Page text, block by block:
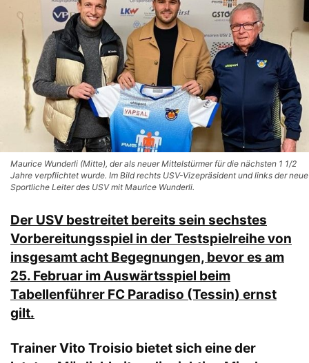
Maurice Wunderli (Mitte), der als neuer Mittelstürmer für die nächsten 1 1/2
Jahre verpflichtet wurde. Im Bild rechts USV-Vizepräsident und links der neue
Sportliche Leiter des USV mit Maurice Wunderli.
Der USV bestreitet bereits sein sechstes
Vorbereitungsspiel in der Testspielreihe von
insgesamt acht Begegnungen, bevor es am
25. Februar im Auswärtsspiel beim
Tabellenführer FC Paradiso (Tessin) ernst
gilt.
Trainer Vito Troisio bietet sich eine der